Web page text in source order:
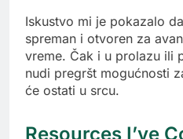
Iskustvo mi je pokazalo
spreman i otvoren za
vreme. Čak i u prolazu ili
nudi pregršt mogućnosti
će ostati u srcu.
Resources I’ve